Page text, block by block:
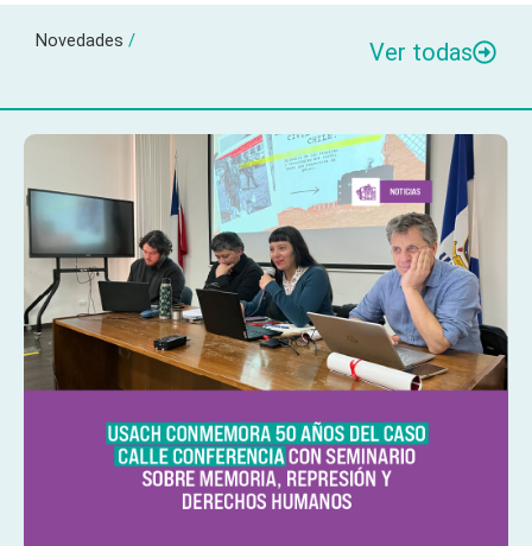
Novedades / Ver todas